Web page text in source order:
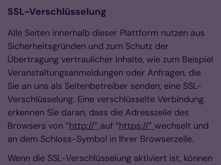
SSL-Verschlüsselung
Alle Seiten innerhalb dieser Plattform nutzen aus
Sicherheitsgründen und zum Schutz der
Übertragung vertraulicher Inhalte, wie zum Beispiel
Veranstaltungsanmeldungen oder Anfragen, die
Sie an uns als Seitenbetreiber senden, eine SSL-
Verschlüsselung. Eine verschlüsselte Verbindung
erkennen Sie daran, dass die Adresszeile des
Browsers von “http://” auf “https://” wechselt und
an dem Schloss-Symbol in Ihrer Browserzeile.
Wenn die SSL-Verschlüsselung aktiviert ist, können